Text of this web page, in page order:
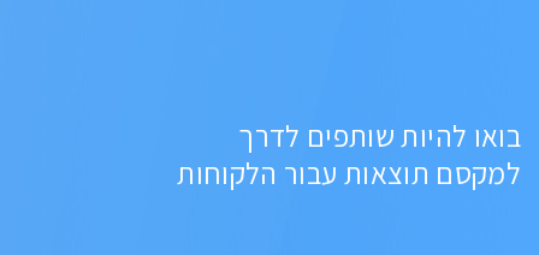
בואו להיות שותפים לדרך
למקסם תוצאות עבור הלקוחות